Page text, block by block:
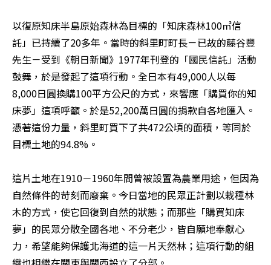
以復原知床半島原始森林為目標的「知床森林100㎡信
託」已持續了20多年。當時的斜里町町長－已故的藤谷豐
先生－受到《朝日新聞》1977年刊登的「國民信託」活動
鼓舞，於是發起了這項行動。全日本有49,000人以每
8,000日圓換購100平方公尺的方式，來響應「購買你的知
床夢」這項呼籲。於是52,200萬日圓的捐款自各地匯入。
憑著這份力量，斜里町買下了共472公頃的面積，等同於
目標土地的94.8%。
這片土地在1910－1960年間曾被設置為農業用途，但因為
自然條件的苛刻而廢棄。今日當地的民眾正計劃以栽種林
木的方式，使它回復到自然的狀態；而那些「購買知床
夢」的民眾分散全國各地、不分老少，皆自願地奉獻心
力，希望能夠保護北海道的這一片天然林；這項行動的組